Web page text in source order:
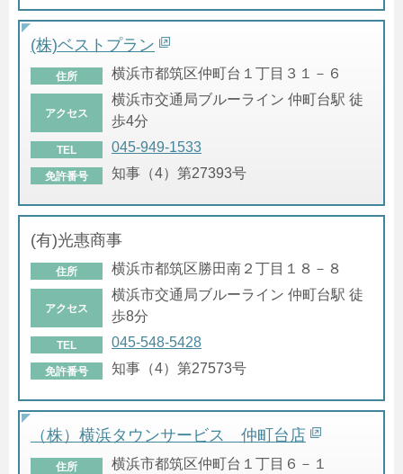
(株)ベストプラン
住所 横浜市都筑区仲町台１丁目３１－６
アクセス
横浜市交通局ブルーライン 仲町台駅 徒
歩4分
TEL 045-949-1533
免許番号 知事（4）第27393号
(有)光惠商事
住所 横浜市都筑区勝田南２丁目１８－８
アクセス
横浜市交通局ブルーライン 仲町台駅 徒
歩8分
TEL 045-548-5428
免許番号 知事（4）第27573号
（株）横浜タウンサービス 仲町台店
住所 横浜市都筑区仲町台１丁目６－１